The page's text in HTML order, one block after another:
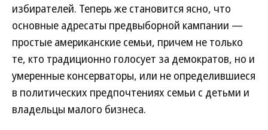
избирателей. Теперь же становится ясно, что
основные адресаты предвыборной кампании —
простые американские семьи, причем не только
те, кто традиционно голосует за демократов, но и
умеренные консерваторы, или не определившиеся
в политических предпочтениях семьи с детьми и
владельцы малого бизнеса.